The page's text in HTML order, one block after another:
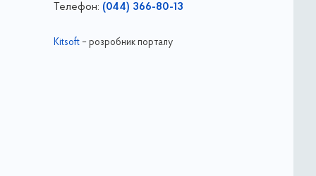
Телефон: (044) 366-80-13
Kitsoft– розробник порталу